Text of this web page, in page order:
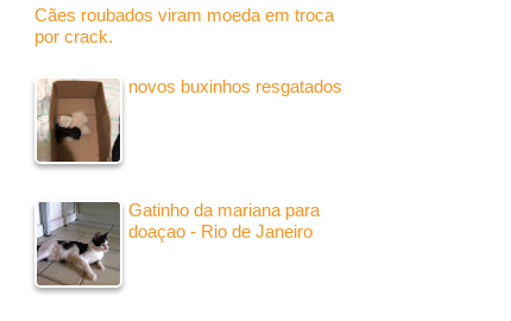
Cães roubados viram moeda em troca
por crack.
novos buxinhos resgatados
Gatinho da mariana para
doaçao - Rio de Janeiro